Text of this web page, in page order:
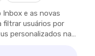
e as novas
filtrar usuários por
personalizados na